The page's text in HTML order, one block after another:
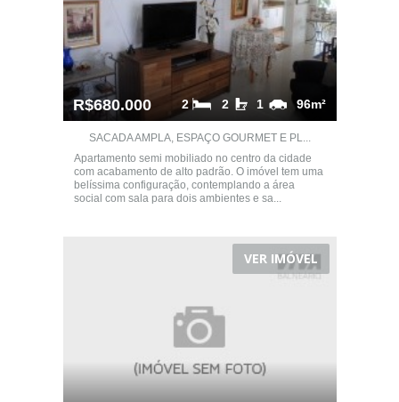
R$680.000 96m²
1
2
2
SACADA AMPLA, ESPAÇO GOURMET E PL...
Apartamento semi mobiliado no centro da cidade
com acabamento de alto padrão. O imóvel tem uma
belíssima configuração, contemplando a área
social com sala para dois ambientes e sa...
VER IMÓVEL